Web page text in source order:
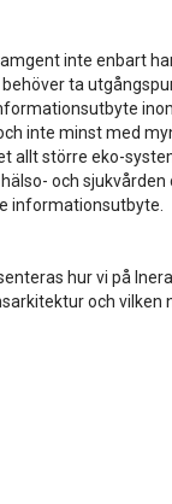
inte enbart
ta
inte minst med
allt större eko-
och sjukvården
informationsutbyte.
hur vi på
och vilken